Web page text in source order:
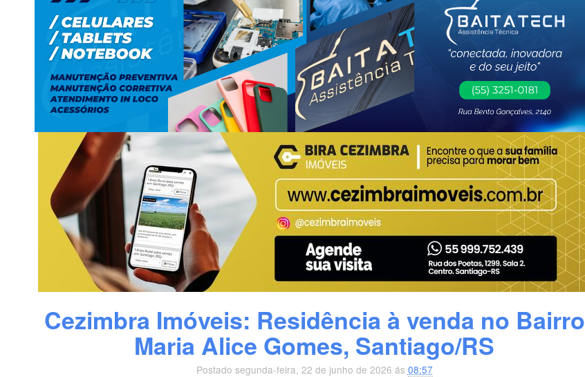
Cezimbra Imóveis: Residência à venda no Bairro
Maria Alice Gomes, Santiago/RS
Postado segunda-feira, 22 de junho de 2026 ás 08:57